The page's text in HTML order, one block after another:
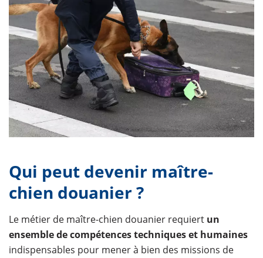
Qui peut devenir maître-
chien douanier ?
Le métier de maître-chien douanier requiert un
ensemble de compétences techniques et humaines
indispensables pour mener à bien des missions de